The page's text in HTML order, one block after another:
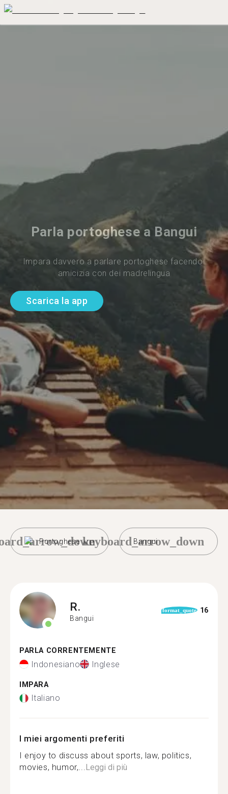
Parla portoghese a Bangui
Impara davvero a parlare portoghese facendo
amicizia con dei madrelingua
Scarica la app
Portoghese Bangui
keyboard_arrow_down
R.
Bangui
format_quote 16
PARLA CORRENTEMENTE
Indonesiano Inglese
IMPARA
Italiano
I miei argomenti preferiti
I enjoy to discuss about sports, law, politics,
movies, humor,...Leggi di più